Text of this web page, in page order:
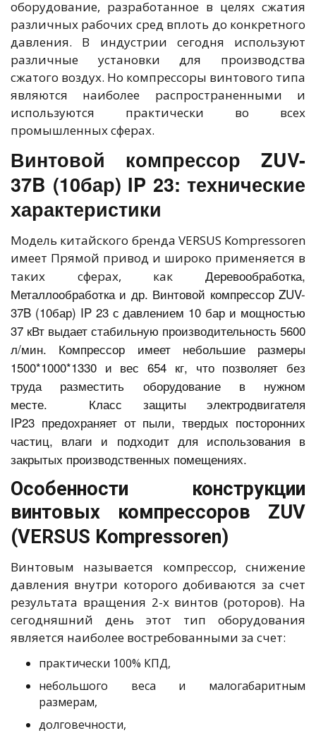
оборудование, разработанное в целях сжатия
различных рабочих сред вплоть до конкретного
давления. В индустрии сегодня используют
различные установки для производства
сжатого воздух. Но компрессоры винтового типа
являются наиболее распространенными и
используются практически во всех
промышленных сферах.
Винтовой компрессор ZUV-
37B (10бар) IP 23: технические
характеристики
Модель китайского бренда VERSUS Kompressoren
имеет Прямой привод и широко применяется в
таких сферах, как Деревообработка,
Металлообработка и др. Винтовой компрессор ZUV-
37B (10бар) IP 23 с давлением 10 бар и мощностью
37 кВт выдает стабильную производительность 5600
л/мин. Компрессор имеет небольшие размеры
1500*1000*1330 и вес 654 кг, что позволяет без
труда разместить оборудование в нужном
месте. Класс защиты электродвигателя
IP23 предохраняет от пыли, твердых посторонних
частиц, влаги и подходит для использования в
закрытых производственных помещениях.
Особенности конструкции
винтовых компрессоров ZUV
(VERSUS Kompressoren)
Винтовым называется компрессор, снижение
давления внутри которого добиваются за счет
результата вращения 2-х винтов (роторов). На
сегодняшний день этот тип оборудования
является наиболее востребованными за счет:
практически 100% КПД,
небольшого веса и малогабаритным
размерам,
долговечности,